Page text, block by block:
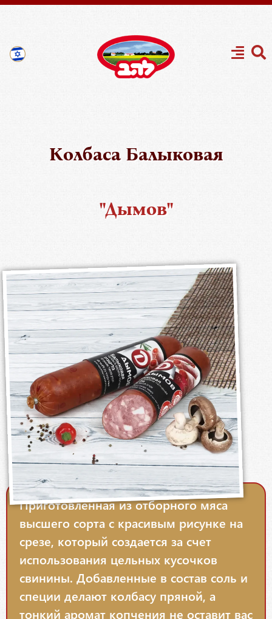
Колбаса Балыковая
"Дымов"
Приготовленная из отборного мяса
высшего сорта с красивым рисунке на
срезе, который создается за счет
использования цельных кусочков
свинины. Добавленные в состав соль и
специи делают колбасу пряной, а
тонкий аромат копчения не оставит вас